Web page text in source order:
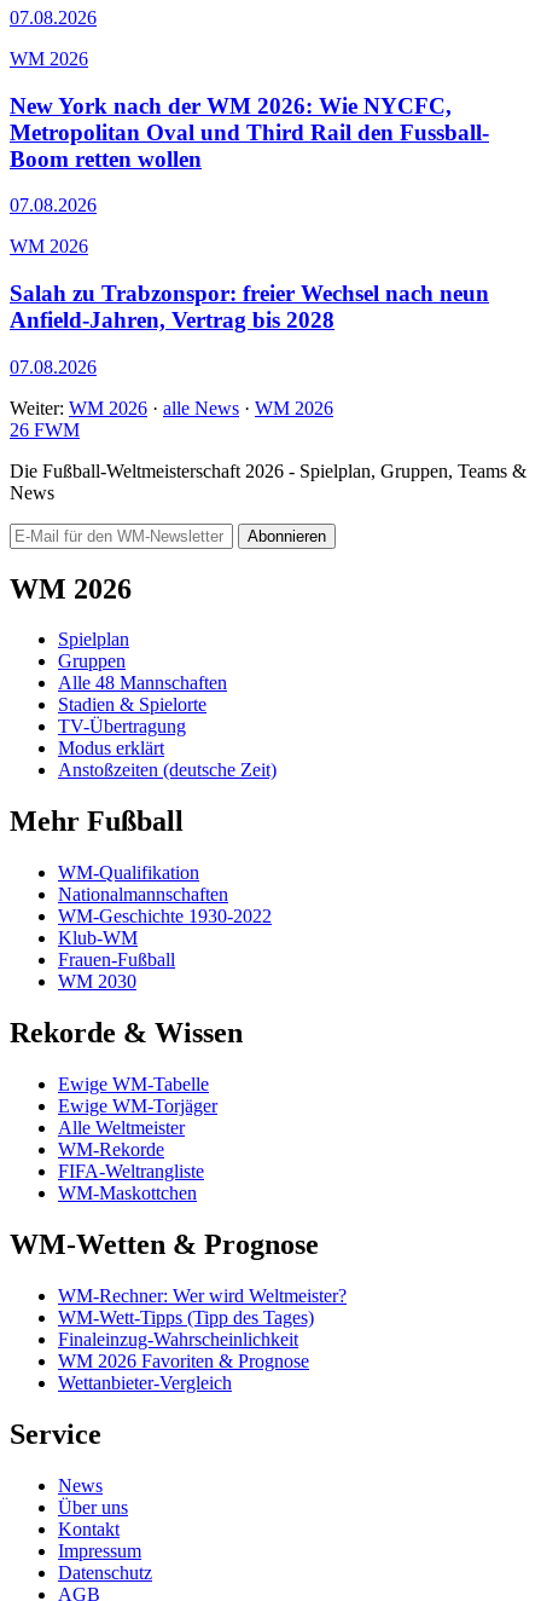
07.08.2026
WM 2026
New York nach der WM 2026: Wie NYCFC,
Metropolitan Oval und Third Rail den Fussball-
Boom retten wollen
07.08.2026
WM 2026
Salah zu Trabzonspor: freier Wechsel nach neun
Anfield-Jahren, Vertrag bis 2028
07.08.2026
Weiter: WM 2026 · alle News · WM 2026
26 FWM
Die Fußball-Weltmeisterschaft 2026 - Spielplan, Gruppen, Teams &
News
Abonnieren
WM 2026
Spielplan
Gruppen
Alle 48 Mannschaften
Stadien & Spielorte
TV-Übertragung
Modus erklärt
Anstoßzeiten (deutsche Zeit)
Mehr Fußball
WM-Qualifikation
Nationalmannschaften
WM-Geschichte 1930-2022
Klub-WM
Frauen-Fußball
WM 2030
Rekorde & Wissen
Ewige WM-Tabelle
Ewige WM-Torjäger
Alle Weltmeister
WM-Rekorde
FIFA-Weltrangliste
WM-Maskottchen
WM-Wetten & Prognose
WM-Rechner: Wer wird Weltmeister?
WM-Wett-Tipps (Tipp des Tages)
Finaleinzug-Wahrscheinlichkeit
WM 2026 Favoriten & Prognose
Wettanbieter-Vergleich
Service
News
Über uns
Kontakt
Impressum
Datenschutz
AGB